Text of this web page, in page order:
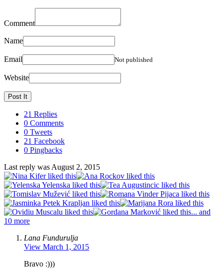
Comment
Name
Email Not published
Website
21 Replies
0 Comments
0 Tweets
21 Facebook
0 Pingbacks
Last reply was August 2, 2015
... and
10 more
Lana Fundurulja
View March 1, 2015
Bravo :)))